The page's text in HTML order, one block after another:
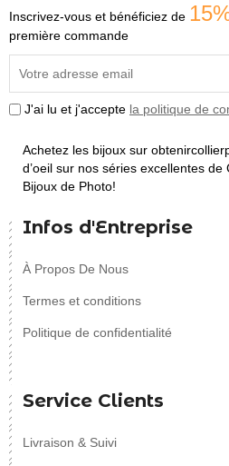
Inscrivez-vous et bénéficiez de
première commande
J'ai lu et j'accepte la politique de
Achetez les bijoux sur
d’oeil sur nos séries excellentes de
Bijoux de Photo!
Infos d'Entreprise
À Propos De Nous
Termes et conditions
Politique de confidentialité
Service Clients
Livraison & Suivi